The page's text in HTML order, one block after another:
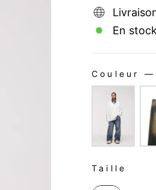
En stock
Couleur —
COULEUR
Taille